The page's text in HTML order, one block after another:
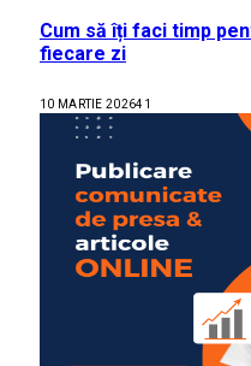
Cum să îți faci timp
fiecare zi
10 MARTIE 202641